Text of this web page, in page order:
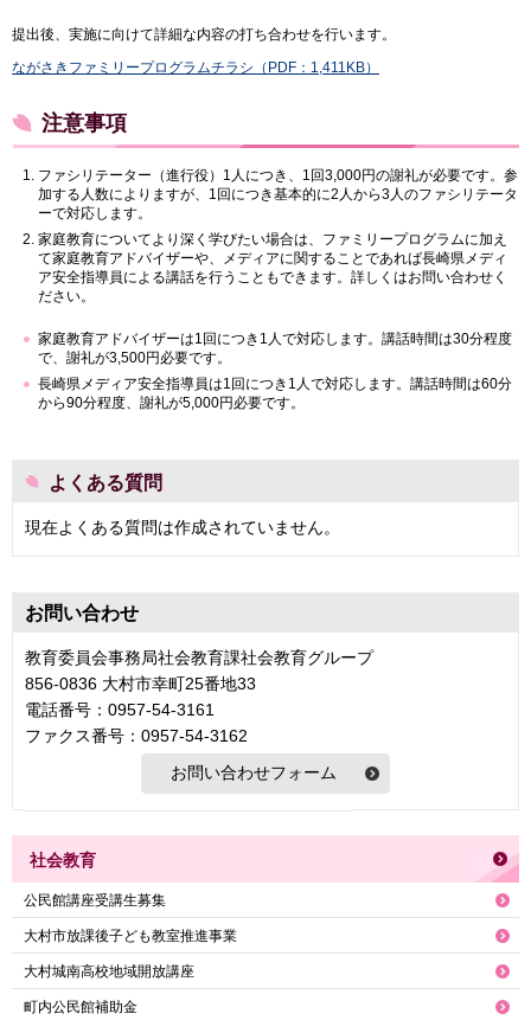
提出後、実施に向けて詳細な内容の打ち合わせを行います。
ながさきファミリープログラムチラシ（PDF：1,411KB）
注意事項
ファシリテーター（進行役）1人につき、1回3,000円の謝礼が必要です。参
加する人数によりますが、1回につき基本的に2人から3人のファシリテータ
ーで対応します。
家庭教育についてより深く学びたい場合は、ファミリープログラムに加え
て家庭教育アドバイザーや、メディアに関することであれば長崎県メディ
ア安全指導員による講話を行うこともできます。詳しくはお問い合わせく
ださい。
家庭教育アドバイザーは1回につき1人で対応します。講話時間は30分程度
で、謝礼が3,500円必要です。
長崎県メディア安全指導員は1回につき1人で対応します。講話時間は60分
から90分程度、謝礼が5,000円必要です。
よくある質問
現在よくある質問は作成されていません。
お問い合わせ
教育委員会事務局社会教育課社会教育グループ
856-0836 大村市幸町25番地33
電話番号：0957-54-3161
ファクス番号：0957-54-3162
社会教育
公民館講座受講生募集
大村市放課後子ども教室推進事業
大村城南高校地域開放講座
町内公民館補助金